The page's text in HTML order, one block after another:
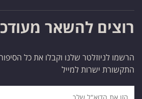
רוצים להשאר
הרשמו לניוזלטר שלנו וקבלו את כל
התקשורת ישרות למייל